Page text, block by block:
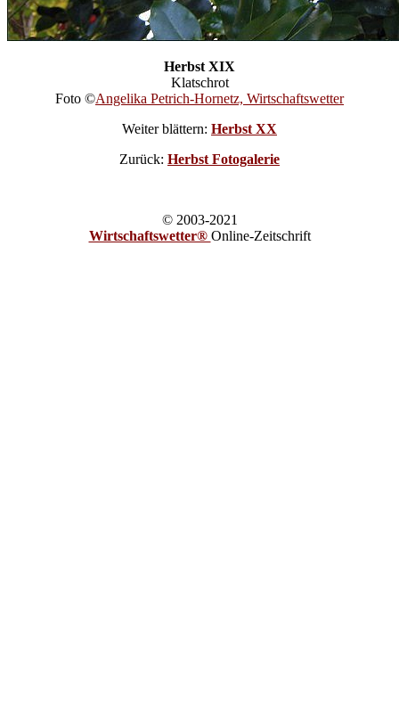
Herbst XIX
Klatschrot
Foto ©Angelika Petrich-Hornetz, Wirtschaftswetter
Weiter blättern: Herbst XX
Zurück: Herbst Fotogalerie
© 2003-2021
Wirtschaftswetter® Online-Zeitschrift